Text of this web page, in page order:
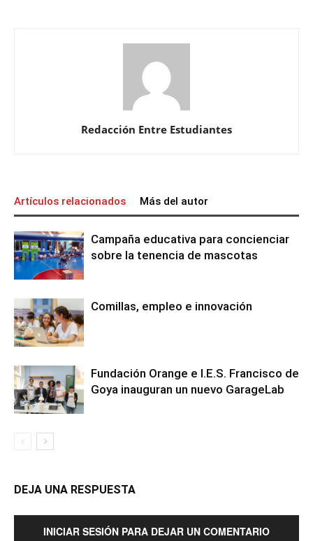
Redacción Entre Estudiantes
Artículos relacionados Más del autor
Campaña educativa para concienciar
sobre la tenencia de mascotas
Comillas, empleo e innovación
Fundación Orange e I.E.S. Francisco de
Goya inauguran un nuevo GarageLab
DEJA UNA RESPUESTA
INICIAR SESIÓN PARA DEJAR UN COMENTARIO